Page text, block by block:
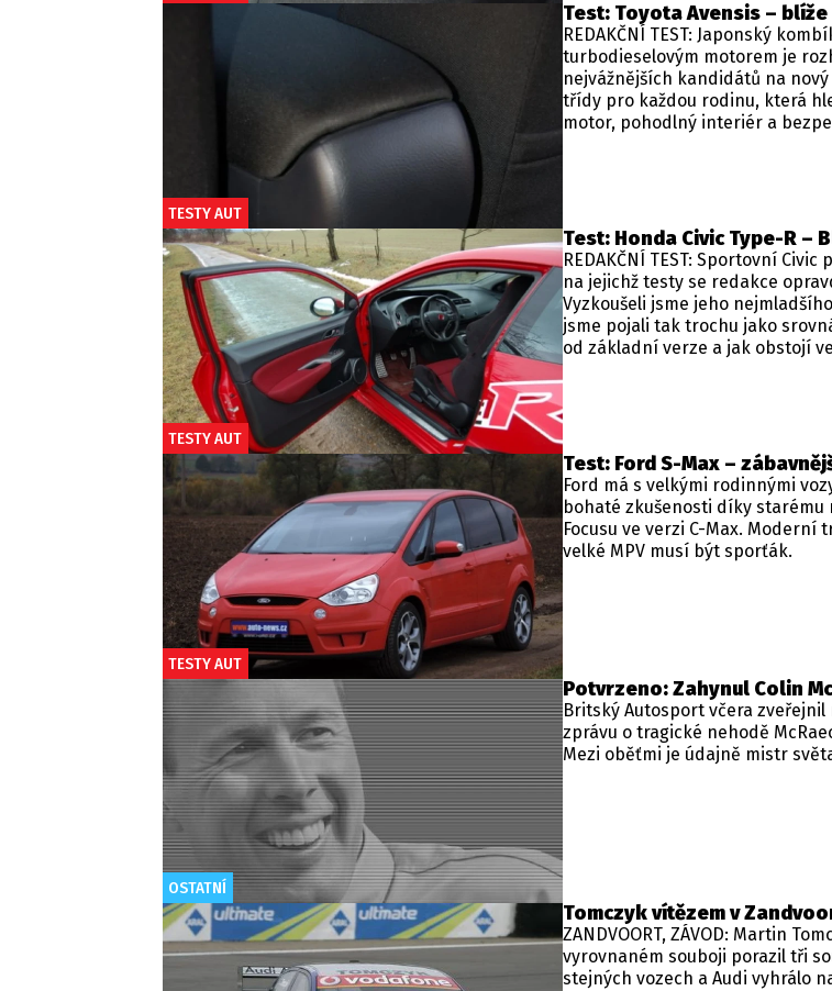
TESTY AUT
Test: Toyota Avensis – blíže
REDAKČNÍ TEST: Japonský
turbodieselovým motorem je
nejvážnějších kandidátů na
třídy pro každou rodinu, která
motor, pohodlný interiér a
TESTY AUT
Test: Honda Civic Type-R –
REDAKČNÍ TEST: Sportovní Civic
na jejichž testy se redakce
Vyzkoušeli jsme jeho
jsme pojali tak trochu jako
od základní verze a jak obstojí
TESTY AUT
Test: Ford S-Max –
Ford má s velkými rodinnými
bohaté zkušenosti díky starému
Focusu ve verzi C-Max. Moderní
velké MPV musí být sporťák.
OSTATNÍ
Potvrzeno: Zahynul Colin
Britský Autosport včera zveřejnil
zprávu o tragické nehodě
Mezi oběťmi je údajně mistr
Tomczyk vítězem v
ZANDVOORT, ZÁVOD: Martin
vyrovnaném souboji porazil tři
stejných vozech a Audi vyhrálo